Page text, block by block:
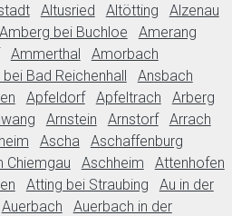
Altusried Altötting
Alzenau
Amberg bei Buchloe
Amerang
Ammerthal
Amorbach
Bad Reichenhall
Ansbach
Apfeldorf Apfeltrach
Arberg
Arnstein Arnstorf
Arrach
Ascha
Aschaffenburg
Chiemgau Aschheim
Attenhofen
Atting bei Straubing
Au in der
Auerbach
Auerbach in der